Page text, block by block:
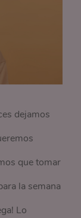
dejamos
que tomar
la semana
Lo